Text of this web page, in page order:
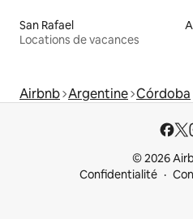
San Rafael
Locations de vacances
Airbnb Argentine Córdoba
© 2026
Confidentialité